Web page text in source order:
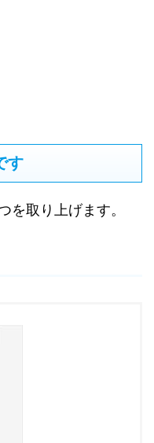
す
を取り上げます。